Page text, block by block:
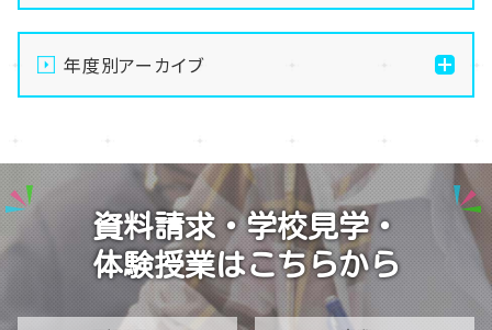
【なんば】キラリと輝く宝物✨「光るハーバリウム」作り
に挑戦しました！
【なんば】校舎紹介の「自習室編」✨
温かいお出迎えで素敵な1日に🌷
【なんば】夏季休校期間のお知らせ🍉
【なんば】抜群のアクセス！なんば学習センターは駅チ
カ通学が叶います✨
年度別アーカイブ
2025
2024
2023
資料請求・学校見学・
体験授業はこちらから